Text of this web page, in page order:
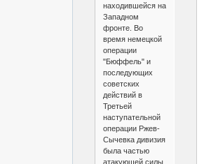
находившейся на
Западном
фронте. Во
время немецкой
операции
"Бюффель" и
последующих
советских
действий в
Третьей
наступательной
операции Ржев-
Сычевка дивизия
была частью
атакующей силы